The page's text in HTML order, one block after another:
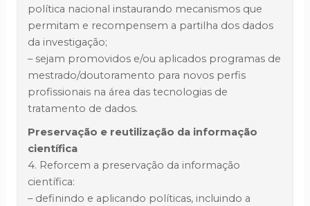
política nacional instaurando mecanismos que
permitam e recompensem a partilha dos dados
da investigação;
– sejam promovidos e/ou aplicados programas de
mestrado/doutoramento para novos perfis
profissionais na área das tecnologias de
tratamento de dados.
Preservação e reutilização da informação
científica
4. Reforcem a preservação da informação
científica:
– definindo e aplicando políticas, incluindo a